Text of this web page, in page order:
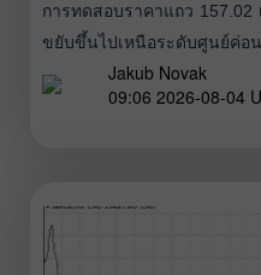
การทดสอบราคาแถว
ขยับขึ้นไปเหนือระดับศูนย์ค่
ของคู่สกุลเงินจำกัดลง ด้วยเ
ทดสอบระดับ 157.02 ครั้งที่ส
Jakub Novak
09:06 2026-08-04